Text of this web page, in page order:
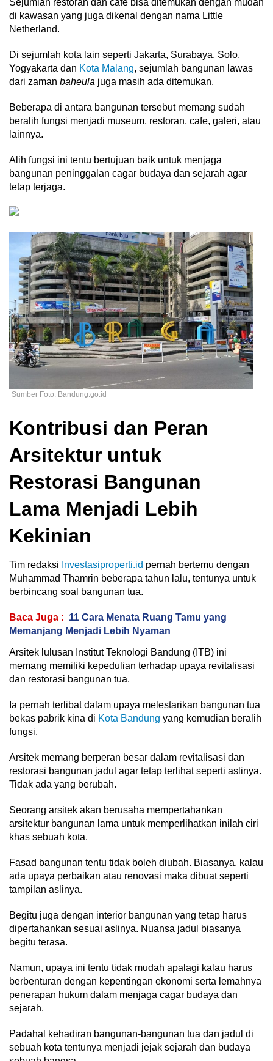
Sejumlah restoran dan cafe bisa ditemukan dengan mudah
di kawasan yang juga dikenal dengan nama Little
Netherland.
Di sejumlah kota lain seperti Jakarta, Surabaya, Solo,
Yogyakarta dan Kota Malang, sejumlah bangunan lawas
dari zaman baheula juga masih ada ditemukan.
Beberapa di antara bangunan tersebut memang sudah
beralih fungsi menjadi museum, restoran, cafe, galeri, atau
lainnya.
Alih fungsi ini tentu bertujuan baik untuk menjaga
bangunan peninggalan cagar budaya dan sejarah agar
tetap terjaga.
Sumber Foto: Bandung.go.id
Kontribusi dan Peran
Arsitektur untuk
Restorasi Bangunan
Lama Menjadi Lebih
Kekinian
Tim redaksi Investasiproperti.id pernah bertemu dengan
Muhammad Thamrin beberapa tahun lalu, tentunya untuk
berbincang soal bangunan tua.
Baca Juga : 11 Cara Menata Ruang Tamu yang
Memanjang Menjadi Lebih Nyaman
Arsitek lulusan Institut Teknologi Bandung (ITB) ini
memang memiliki kepedulian terhadap upaya revitalisasi
dan restorasi bangunan tua.
Ia pernah terlibat dalam upaya melestarikan bangunan tua
bekas pabrik kina di Kota Bandung yang kemudian beralih
fungsi.
Arsitek memang berperan besar dalam revitalisasi dan
restorasi bangunan jadul agar tetap terlihat seperti aslinya.
Tidak ada yang berubah.
Seorang arsitek akan berusaha mempertahankan
arsitektur bangunan lama untuk memperlihatkan inilah ciri
khas sebuah kota.
Fasad bangunan tentu tidak boleh diubah. Biasanya, kalau
ada upaya perbaikan atau renovasi maka dibuat seperti
tampilan aslinya.
Begitu juga dengan interior bangunan yang tetap harus
dipertahankan sesuai aslinya. Nuansa jadul biasanya
begitu terasa.
Namun, upaya ini tentu tidak mudah apalagi kalau harus
berbenturan dengan kepentingan ekonomi serta lemahnya
penerapan hukum dalam menjaga cagar budaya dan
sejarah.
Padahal kehadiran bangunan-bangunan tua dan jadul di
sebuah kota tentunya menjadi jejak sejarah dan budaya